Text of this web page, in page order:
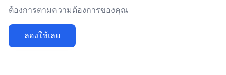
ต้องการตามความต้องการของคุณ
ลองใช้เลย